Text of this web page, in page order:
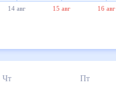
14 авг 15 авг 16 авг
Чт Пт